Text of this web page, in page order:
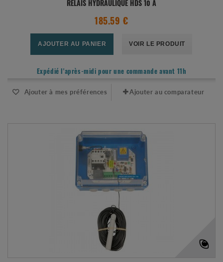
RELAIS HYDRAULIQUE HDS 10 A
185.59 €
AJOUTER AU PANIER VOIR LE PRODUIT
Expédié l'après-midi pour une commande avant 11h
Ajouter à mes préférences Ajouter au comparateur